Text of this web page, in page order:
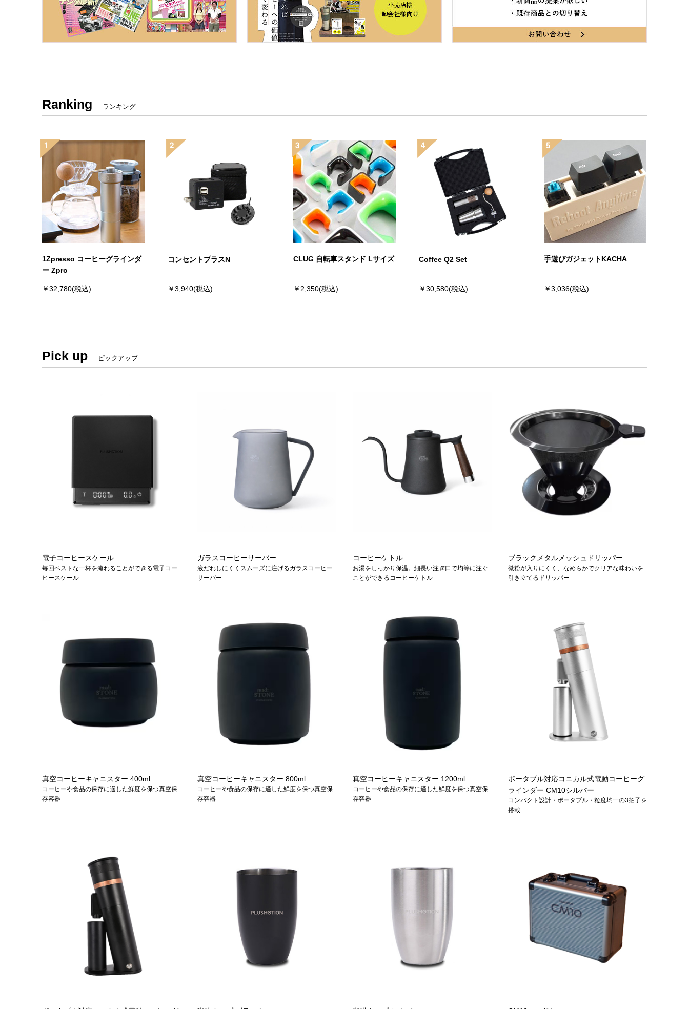
Ranking ランキング
1Zpresso コーヒーグラインダ
ー Zpro
￥32,780(税込)
コンセントプラスN
￥3,940(税込)
CLUG 自転車スタンド Lサイズ
￥2,350(税込)
Coffee Q2 Set
￥30,580(税込)
手遊びガジェットKACHA
￥3,036(税込)
Pick up ピックアップ
電子コーヒースケール
毎回ベストな一杯を淹れることができる電子コー
ヒースケール
ガラスコーヒーサーバー
液だれしにくくスムーズに注げるガラスコーヒー
サーバー
コーヒーケトル
お湯をしっかり保温。細長い注ぎ口で均等に注ぐ
ことができるコーヒーケトル
ブラックメタルメッシュドリッパー
微粉が入りにくく、なめらかでクリアな味わいを
引き立てるドリッパー
真空コーヒーキャニスター 400ml
コーヒーや食品の保存に適した鮮度を保つ真空保
存容器
真空コーヒーキャニスター 800ml
コーヒーや食品の保存に適した鮮度を保つ真空保
存容器
真空コーヒーキャニスター 1200ml
コーヒーや食品の保存に適した鮮度を保つ真空保
存容器
ポータブル対応コニカル式電動コーヒーグ
ラインダー CM10シルバー
コンパクト設計・ポータブル・粒度均一の3拍子を
搭載